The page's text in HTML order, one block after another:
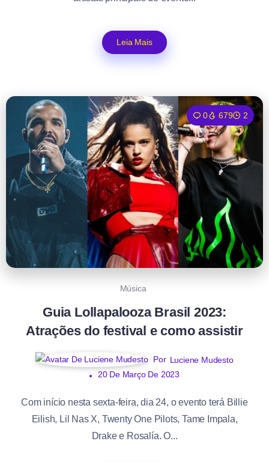
Leia Mais
0 679 2
Música
Guia Lollapalooza Brasil 2023:
Atrações do festival e como assistir
Por Luciene Mudesto
20 De Março De 2023
Com início nesta sexta-feira, dia 24, o evento terá Billie
Eilish, Lil Nas X, Twenty One Pilots, Tame Impala,
Drake e Rosalía. O...